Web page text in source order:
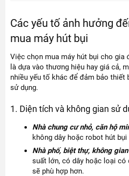
Các yếu tố ảnh hưởng
mua máy hút bụi
Việc chọn mua máy hút bụi cho gia
là dựa vào thương hiệu hay giá cả,
nhiều yếu tố khác để đảm bảo thiết
sử dụng.
1. Diện tích và không gian sử
Nhà chung cư nhỏ, căn hộ
không dây hoặc robot hút
Nhà phố, biệt thự, không
suất lớn, có dây hoặc loại có
sẽ phù hợp hơn.